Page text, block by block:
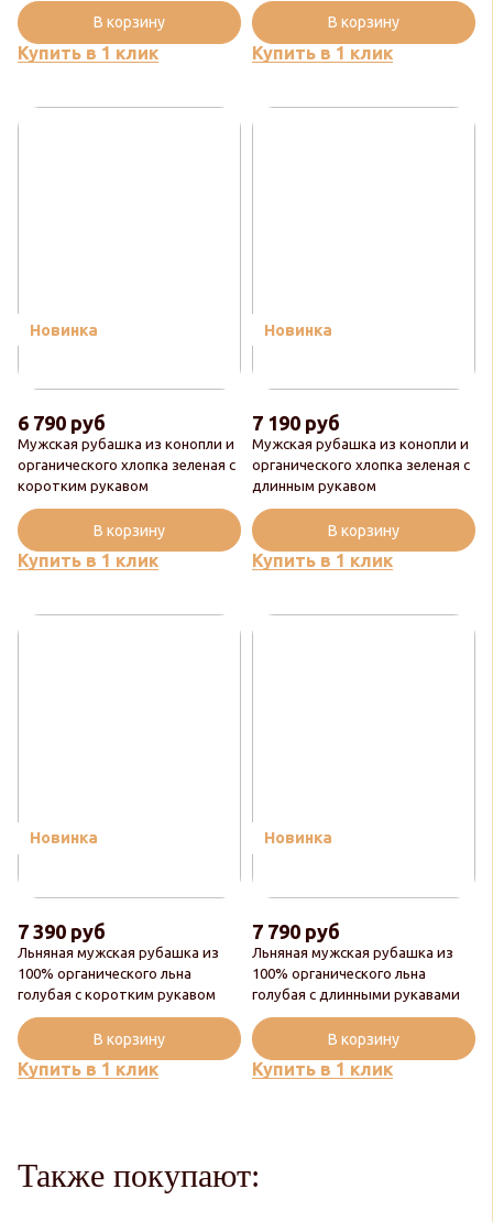
Купить в 1 клик
В корзину
Купить в 1 клик
В корзину
Новинка
Мужская рубашка из конопли и
органического хлопка зеленая с
коротким рукавом
6 790 руб
Купить в 1 клик
В корзину
Новинка
Мужская рубашка из конопли и
органического хлопка зеленая с
длинным рукавом
7 190 руб
Купить в 1 клик
В корзину
Новинка
Льняная мужская рубашка из
100% органического льна
голубая с коротким рукавом
7 390 руб
Купить в 1 клик
В корзину
Новинка
Льняная мужская рубашка из
100% органического льна
голубая с длинными рукавами
7 790 руб
Купить в 1 клик
В корзину
Также покупают: